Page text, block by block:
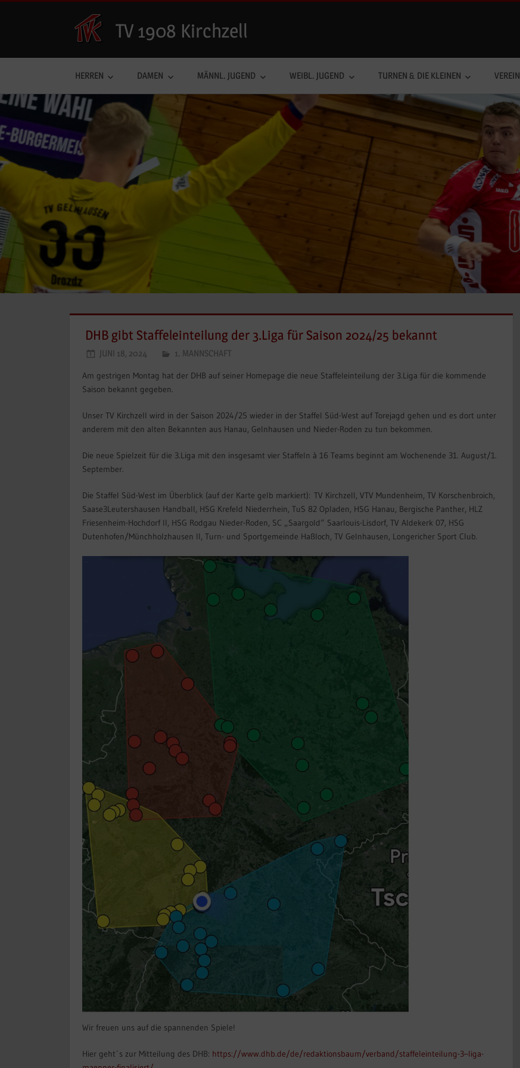
TV 1908 Kirchzell
HERREN DAMEN MÄNNL. JUGEND WEIBL. JUGEND TURNEN & DIE KLEINEN VEREIN
DHB gibt Staffeleinteilung der 3.Liga für Saison 2024/25 bekannt
JUNI 18, 2024 1. MANNSCHAFT
Am gestrigen Montag hat der DHB auf seiner Homepage die neue Staffeleinteilung der 3.Liga für die kommende
Saison bekannt gegeben.
Unser TV Kirchzell wird in der Saison 2024/25 wieder in der Staffel Süd-West auf Torejagd gehen und es dort unter
anderem mit den alten Bekannten aus Hanau, Gelnhausen und Nieder-Roden zu tun bekommen.
Die neue Spielzeit für die 3.Liga mit den insgesamt vier Staffeln à 16 Teams beginnt am Wochenende 31. August/1.
September.
Die Staffel Süd-West im Überblick (auf der Karte gelb markiert): TV Kirchzell, VTV Mundenheim, TV Korschenbroich,
Saase3Leutershausen Handball, HSG Krefeld Niederrhein, TuS 82 Opladen, HSG Hanau, Bergische Panther, HLZ
Friesenheim-Hochdorf II, HSG Rodgau Nieder-Roden, SC „Saargold“ Saarlouis-Lisdorf, TV Aldekerk 07, HSG
Dutenhofen/Münchholzhausen II, Turn- und Sportgemeinde Haßloch, TV Gelnhausen, Longericher Sport Club.
Wir freuen uns auf die spannenden Spiele!
Hier geht´s zur Mitteilung des DHB: https://www.dhb.de/de/redaktionsbaum/verband/staffeleinteilung-3–liga-